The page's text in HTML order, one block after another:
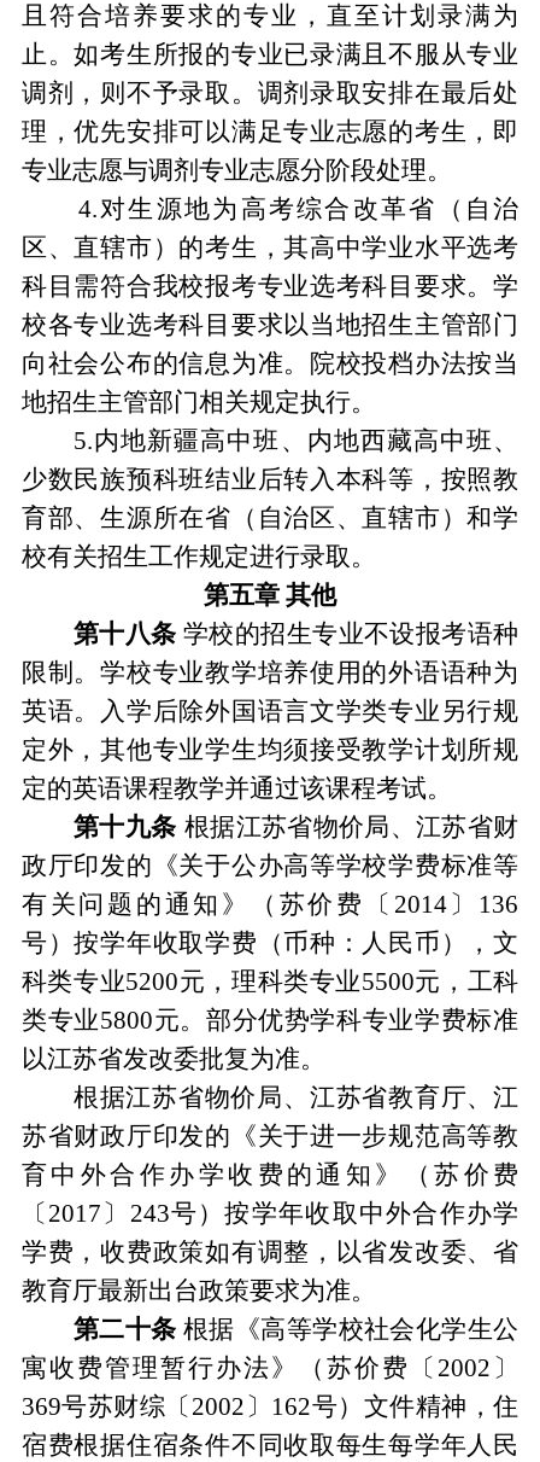
且符合培养要求的专业，直至计划录满为
止。如考生所报的专业已录满且不服从专业
调剂，则不予录取。调剂录取安排在最后处
理，优先安排可以满足专业志愿的考生，即
专业志愿与调剂专业志愿分阶段处理。
4.对生源地为高考综合改革省 （ 自治
区、直辖市） 的考生，其高中学业水平选考
科目需符合我校报考专业选考科目要求。学
校各专业选考科目要求以当地招生主管部门
向社会公布的信息为准。院校投档办法按当
地招生主管部门相关规定执行。
5.内地新疆高中班、内地西藏高中班、
少数民族预科班结业后转入本科等 ， 按照教
育部、生源所在省 （ 自治区、直辖市）和学
校有关招生工作规定进行录取。
第五章 其他
第十八条 学校的招生专业不设报考语种
限制。学校专业教学培养使用的外语语种为
英语。入学后除外国语言文学类专业另行规
定外 ，其他专业学生均须接受教学计划所规
定的英语课程教学并通过该课程考试。
第十九条 根据江苏省物价局、江苏省财
政厅印发的《关于公办高等学校学费标准等
有关问题的通知》
（ 苏价费 〔 2014〕 136
号）按学年收取学费 （币种 ： 人民币 ）
，文
科类专业5200元，理科类专业5500元，工科
类专业5800元。部分优势学科专业学费标准
以江苏省发改委批复为准。
根据江苏省物价局、 江苏省教育厅、江
苏省财政厅印发的《关于进一步规范高等教
育中外合作办学收费的通知》（苏价费
〔 2017 〕 243号）按学年收取中外合作办学
学费，收费政策如有调整 ， 以省发改委、省
教育厅最新出台政策要求为准。
第二十条 根据《高等学校社会化学生公
寓收费管理暂行办法》
（苏价费 〔 2002 〕
369号苏财综 〔 2002 〕 162号） 文件精神 ，住
宿费根据住宿条件不同收取每生每学年人民